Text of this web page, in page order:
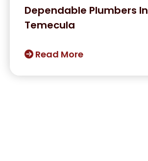
Dependable Plumbers In
Temecula
Read More